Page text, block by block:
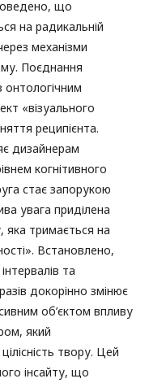
що
на радикальній
механізми
Поєднання
онтологічним
«візуального
реципієнта.
дизайнерам
когнітивного
стає запорукою
увага приділена
яка тримається на
Встановлено,
та
докорінно змінює
об’єктом впливу
який
твору. Цей
інсайту, що